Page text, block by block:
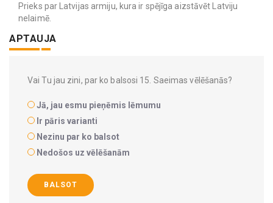
Prieks par Latvijas armiju, kura ir spējīga aizstāvēt Latviju
nelaimē.
APTAUJA
Vai Tu jau zini, par ko balsosi 15. Saeimas vēlēšanās?
Jā, jau esmu pieņēmis lēmumu
Ir pāris varianti
Nezinu par ko balsot
Nedošos uz vēlēšanām
BALSOT